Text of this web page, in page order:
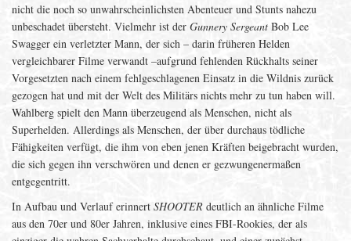
nicht die noch so unwahrscheinlichsten Abenteuer und Stunts nahezu
unbeschadet übersteht. Vielmehr ist der Gunnery Sergeant Bob Lee
Swagger ein verletzter Mann, der sich – darin früheren Helden
vergleichbarer Filme verwandt –aufgrund fehlenden Rückhalts seiner
Vorgesetzten nach einem fehlgeschlagenen Einsatz in die Wildnis zurück
gezogen hat und mit der Welt des Militärs nichts mehr zu tun haben will.
Wahlberg spielt den Mann überzeugend als Menschen, nicht als
Superhelden. Allerdings als Menschen, der über durchaus tödliche
Fähigkeiten verfügt, die ihm von eben jenen Kräften beigebracht wurden,
die sich gegen ihn verschwören und denen er gezwungenermaßen
entgegentritt.
In Aufbau und Verlauf erinnert SHOOTER deutlich an ähnliche Filme
aus den 70er und 80er Jahren, inklusive eines FBI-Rookies, der als